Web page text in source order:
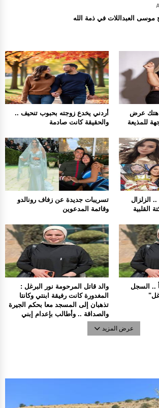
موسى العبداللات في ذمة الله
أردني يخدع زوجته بحبوب تنحيف ..
والحقيقة كانت صادمة
هتك عرض
للمذيعة
تسريبات جديدة عن زفاف رونالدو
وقائمة المدعوين
الزلزال
القلبية
والد قاتل المرحومة نور البرغل :
المغدورة كانت رفيقة ابنتي وكانتا
تذهبان إلى المسجد معا بحكم الجيرة
والصداقة .. وأطالب بإعدام إبني
جرمياً .. السجل
عرض المزيد